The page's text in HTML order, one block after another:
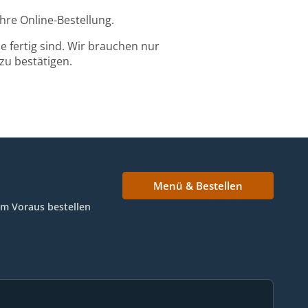
Online-Bestellung.
fertig sind. Wir brauchen nur
bestätigen.
Voraus bestellen
Menü & Bestellen